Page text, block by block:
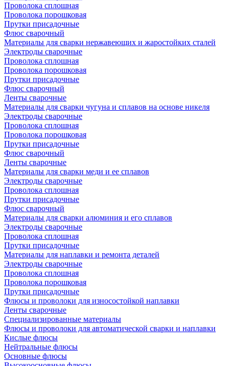
Проволока сплошная
Проволока порошковая
Прутки присадочные
Флюс сварочный
Материалы для сварки нержавеющих и жаростойких сталей
Электроды сварочные
Проволока сплошная
Проволока порошковая
Прутки присадочные
Флюс сварочный
Ленты сварочные
Материалы для сварки чугуна и сплавов на основе никеля
Электроды сварочные
Проволока сплошная
Проволока порошковая
Прутки присадочные
Флюс сварочный
Ленты сварочные
Материалы для сварки меди и ее сплавов
Электроды сварочные
Проволока сплошная
Прутки присадочные
Флюс сварочный
Материалы для сварки алюминия и его сплавов
Электроды сварочные
Проволока сплошная
Прутки присадочные
Материалы для наплавки и ремонта деталей
Электроды сварочные
Проволока сплошная
Проволока порошковая
Прутки присадочные
Флюсы и проволоки для износостойкой наплавки
Ленты сварочные
Специализированные материалы
Флюсы и проволоки для автоматической сварки и наплавки
Кислые флюсы
Нейтральные флюсы
Основные флюсы